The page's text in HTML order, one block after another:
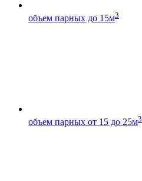
объем парных до 15м3
объем парных от 15 до 25м3